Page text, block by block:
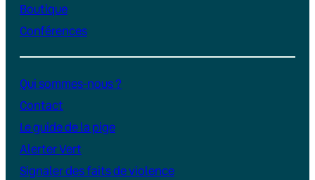
Boutique
Conférences
Qui sommes-nous ?
Contact
Le guide de la pige
Alerter Vert
Signaler des faits de violence